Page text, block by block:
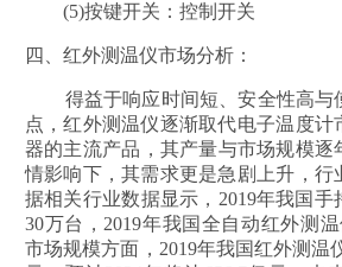
(5)按键开关：控制开关
四、红外测温仪市场分析：
得益于响应时间短、安全性高与
点，红外测温仪逐渐取代电子温度计
器的主流产品，其产量与市场规模逐
情影响下，其需求更是急剧上升，行
据相关行业数据显示，2019年我国手
30万台，2019年我国全自动红外测
市场规模方面，2019年我国红外测温